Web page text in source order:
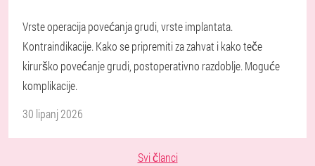
Vrste operacija povećanja grudi, vrste implantata.
Kontraindikacije. Kako se pripremiti za zahvat i kako teče
kirurško povećanje grudi, postoperativno razdoblje. Moguće
komplikacije.
30 lipanj 2026
Svi članci